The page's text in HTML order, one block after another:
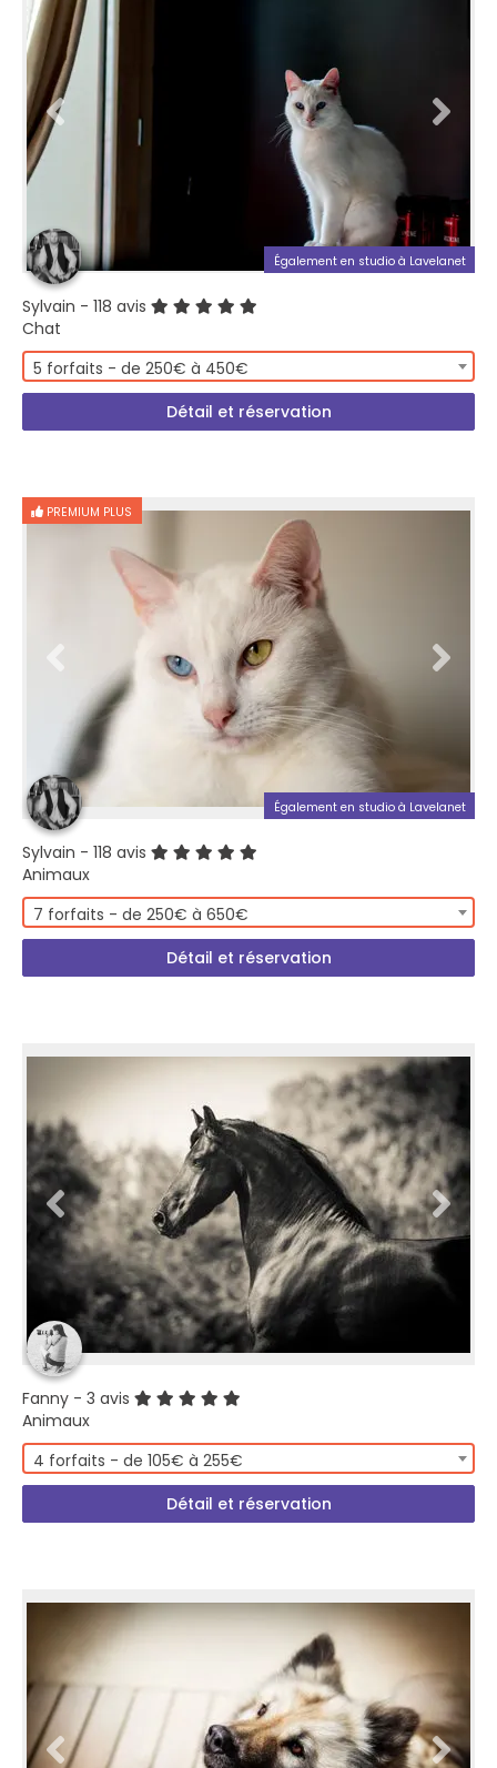
Également en studio à Lavelanet
Sylvain - 118 avis
Chat
5 forfaits - de 250€ à 450€
Détail et réservation
PREMIUM PLUS
Également en studio à Lavelanet
Sylvain - 118 avis
Animaux
7 forfaits - de 250€ à 650€
Détail et réservation
Fanny - 3 avis
Animaux
4 forfaits - de 105€ à 255€
Détail et réservation